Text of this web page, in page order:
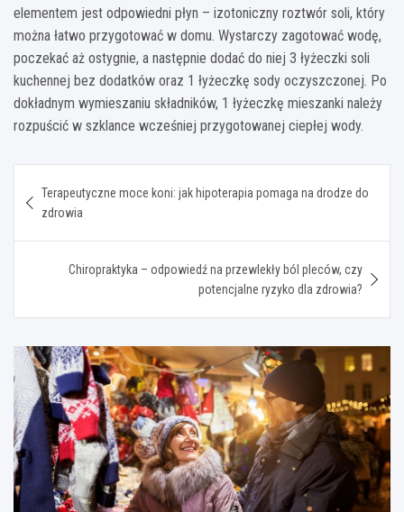
elementem jest odpowiedni płyn – izotoniczny roztwór soli, który
można łatwo przygotować w domu. Wystarczy zagotować wodę,
poczekać aż ostygnie, a następnie dodać do niej 3 łyżeczki soli
kuchennej bez dodatków oraz 1 łyżeczkę sody oczyszczonej. Po
dokładnym wymieszaniu składników, 1 łyżeczkę mieszanki należy
rozpuścić w szklance wcześniej przygotowanej ciepłej wody.
wpisu
Terapeutyczne moce koni: jak hipoterapia pomaga na drodze do
zdrowia
Chiropraktyka – odpowiedź na przewlekły ból pleców, czy
potencjalne ryzyko dla zdrowia?